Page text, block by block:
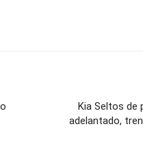
Kia Seltos de
adelantado,